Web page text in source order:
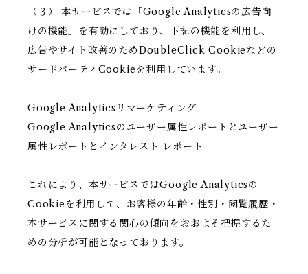
（３） 本サービスでは「Google Analyticsの広告向
けの機能」を有効にしており、下記の機能を利用し、
広告やサイト改善のためDoubleClick Cookieなどの
サードパーティCookieを利用しています。
Google Analyticsリマーケティング
Google Analyticsのユーザー属性レポートとユーザー
属性レポートとインタレスト レポート
これにより、本サービスではGoogle Analyticsの
Cookieを利用して、お客様の年齢・性別・閲覧履歴・
本サービスに関する関心の傾向をおおよそ把握するた
めの分析が可能となっております。